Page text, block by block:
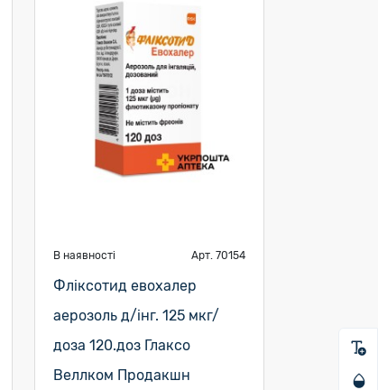
В наявності Арт. 70154
Фліксотид евохалер
аерозоль д/інг. 125 мкг/
доза 120.доз Глаксо
Веллком Продакшн